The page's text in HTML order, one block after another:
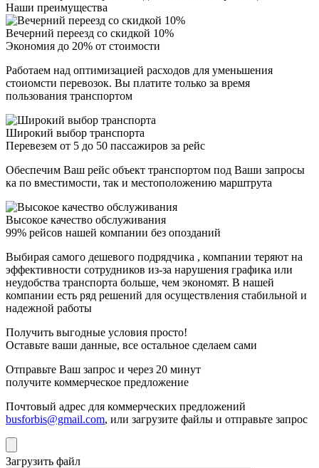
Наши преимущества
Вечерний переезд со скидкой 10%
Экономия до 20% от стоимости
Работаем над оптимизацией расходов для уменьшения
стоиомсти перевозок. Вы платите только за время
пользования транспортом
Широкий выбор транспорта
Перевезем от 5 до 50 пассажиров за рейс
Обеспечим Ваш рейс объект транспортом под Ваши запросы
ка по вместимости, так и местоположению марштрута
Высокое качество обслуживания
99% рейсов нашей компании без опозданий
Выбирая самого дешевого подрядчика , компании теряют на
эффективности сотрудников из-за нарушения графика или
неудобства транспорта больше, чем экономят. В нашей
компании есть ряд решений для осуществления стабильной и
надежной работы
Получить выгодные условия просто!
Оставьте ваши данные, все остальное сделаем сами
Отправьте Ваш запрос и через 20 минут
получите коммерческое предложение
Почтовый адрес для коммерческих предложений
busforbis@gmail.com, или загрузите файлы и отправьте запрос
Загрузить файл